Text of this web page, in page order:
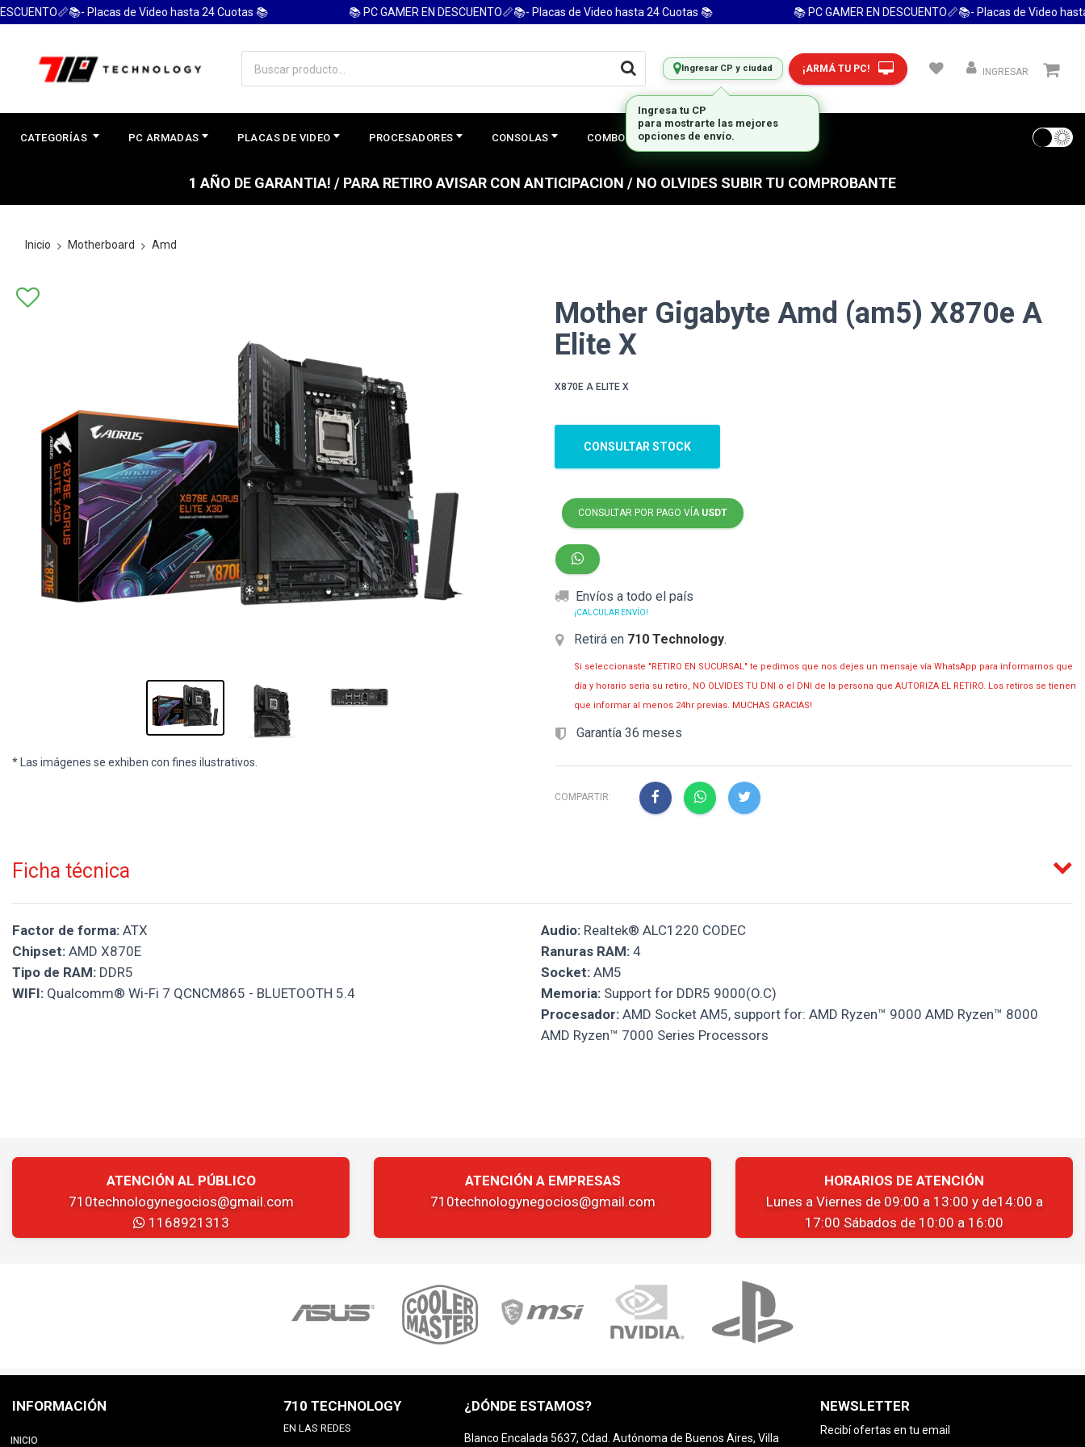
Placas de Video hasta 24 Cuotas 📚 📚 PC GAMER EN DESCUENTO📏📚- Placas de Video hasta 24 Cuotas 📚 📚 PC GAMER EN DESCUENTO📏📚- Placas de Video hasta
Ingresar CP y ciudad ¡ARMÁ TU PC! INGRESAR
CATEGORÍAS PC ARMADAS PLACAS DE VIDEO PROCESADORES CONSOLAS COMBOS PREGUNTAS FRECUENTES
1 AÑO DE GARANTIA! / PARA RETIRO AVISAR CON ANTICIPACION / NO OLVIDES SUBIR TU COMPROBANTE
Inicio Motherboard Amd
* Las imágenes se exhiben con fines ilustrativos.
Mother Gigabyte Amd (am5) X870e A
Elite X
X870E A ELITE X
CONSULTAR STOCK
CONSULTAR POR PAGO VÍA USDT
Envíos a todo el país
¡CALCULAR ENVÍO!
Retirá en 710 Technology.
Si seleccionaste "RETIRO EN SUCURSAL" te pedimos que nos dejes un mensaje vía WhatsApp para informarnos que
día y horario seria su retiro, NO OLVIDES TU DNI o el DNI de la persona que AUTORIZA EL RETIRO. Los retiros se tienen
que informar al menos 24hr previas. MUCHAS GRACIAS!
Garantía 36 meses
COMPARTIR:
Ficha técnica
Factor de forma: ATX
Chipset: AMD X870E
Tipo de RAM: DDR5
WIFI: Qualcomm® Wi-Fi 7 QCNCM865 - BLUETOOTH 5.4
Audio:Realtek® ALC1220 CODEC
Ranuras RAM:4
Socket:AM5
Memoria:Support for DDR5 9000(O.C)
Procesador:AMD Socket AM5, support for: AMD Ryzen™ 9000 AMD Ryzen™ 8000
AMD Ryzen™ 7000 Series Processors
ATENCIÓN AL PÚBLICO
710technologynegocios@gmail.com
1168921313
ATENCIÓN A EMPRESAS
710technologynegocios@gmail.com
HORARIOS DE ATENCIÓN
Lunes a Viernes de 09:00 a 13:00 y de14:00 a
17:00 Sábados de 10:00 a 16:00
INFORMACIÓN
INICIO
710 TECHNOLOGY
EN LAS REDES
¿DÓNDE ESTAMOS?
Blanco Encalada 5637, Cdad. Autónoma de Buenos Aires, Villa
NEWSLETTER
Recibí ofertas en tu email
Ingresa tu CP
para mostrarte las mejores
opciones de envío.